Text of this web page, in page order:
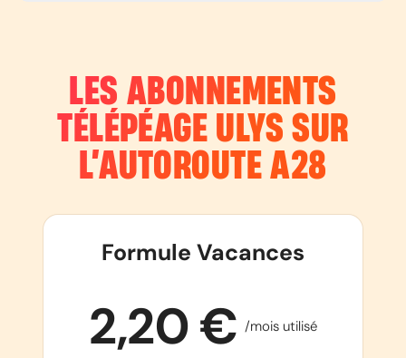
LES ABONNEMENTS
TÉLÉPÉAGE ULYS SUR
L’AUTOROUTEA28
Formule Vacances
2,20 € /mois utilisé